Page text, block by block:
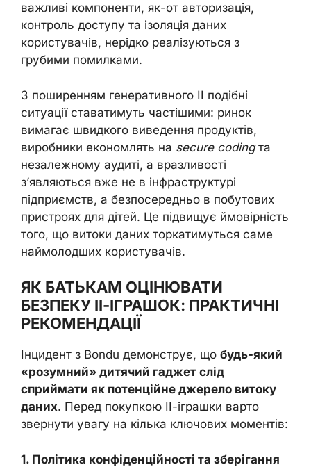
важливі компоненти, як-от авторизація,
контроль доступу та ізоляція даних
користувачів, нерідко реалізуються з
грубими помилками.
З поширенням генеративного ІІ подібні
ситуації ставатимуть частішими: ринок
вимагає швидкого виведення продуктів,
виробники економлять на secure codingта
незалежному аудиті, а вразливості
з’являються вже не в інфраструктурі
підприємств, а безпосередньо в побутових
пристроях для дітей. Це підвищує ймовірність
того, що витоки даних торкатимуться саме
наймолодших користувачів.
ЯК БАТЬКАМ ОЦІНЮВАТИ
БЕЗПЕКУ ІІ-ІГРАШОК: ПРАКТИЧНІ
РЕКОМЕНДАЦІЇ
Інцидент з Bondu демонструє, що будь-який
«розумний» дитячий гаджет слід
сприймати як потенційне джерело витоку
даних. Перед покупкою ІІ-іграшки варто
звернути увагу на кілька ключових моментів:
1. Політика конфіденційності та зберігання